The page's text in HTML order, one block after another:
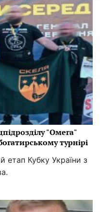
"Омега"
турнірі
етап Кубку України з